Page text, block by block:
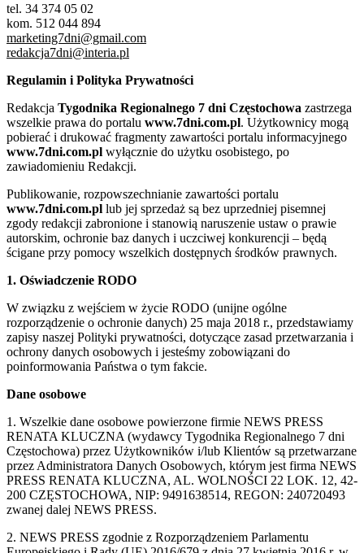
tel. 34 374 05 02
kom. 512 044 894
marketing7dni@gmail.com
redakcja7dni@interia.pl
Regulamin i Polityka Prywatności
Redakcja Tygodnika Regionalnego 7 dni Częstochowa zastrzega
wszelkie prawa do portalu www.7dni.com.pl. Użytkownicy mogą
pobierać i drukować fragmenty zawartości portalu informacyjnego
www.7dni.com.pl wyłącznie do użytku osobistego, po
zawiadomieniu Redakcji.
Publikowanie, rozpowszechnianie zawartości portalu
www.7dni.com.pl lub jej sprzedaż są bez uprzedniej pisemnej
zgody redakcji zabronione i stanowią naruszenie ustaw o prawie
autorskim, ochronie baz danych i uczciwej konkurencji – będą
ścigane przy pomocy wszelkich dostępnych środków prawnych.
1. Oświadczenie RODO
W związku z wejściem w życie RODO (unijne ogólne
rozporządzenie o ochronie danych) 25 maja 2018 r., przedstawiamy
zapisy naszej Polityki prywatności, dotyczące zasad przetwarzania i
ochrony danych osobowych i jesteśmy zobowiązani do
poinformowania Państwa o tym fakcie.
Dane osobowe
1. Wszelkie dane osobowe powierzone firmie NEWS PRESS
RENATA KLUCZNA (wydawcy Tygodnika Regionalnego 7 dni
Częstochowa) przez Użytkowników i/lub Klientów są przetwarzane
przez Administratora Danych Osobowych, którym jest firma NEWS
PRESS RENATA KLUCZNA, AL. WOLNOŚCI 22 LOK. 12, 42-
200 CZĘSTOCHOWA, NIP: 9491638514, REGON: 240720493
zwanej dalej NEWS PRESS.
2. NEWS PRESS zgodnie z Rozporządzeniem Parlamentu